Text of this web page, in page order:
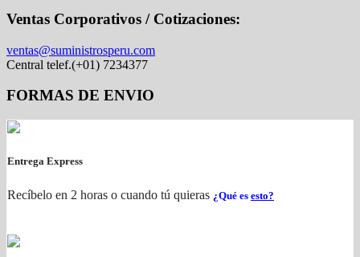
Ventas Corporativos / Cotizaciones:
ventas@suministrosperu.com
Central telef.(+01) 7234377
FORMAS DE ENVIO
Entrega Express
Recíbelo en 2 horas o cuando tú quieras ¿Qué es esto?